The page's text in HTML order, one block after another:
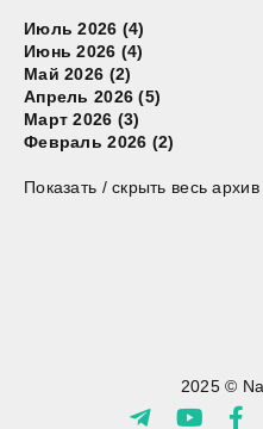
Июль 2026 (4)
Июнь 2026 (4)
Май 2026 (2)
Апрель 2026 (5)
Март 2026 (3)
Февраль 2026 (2)
Показать / скрыть весь архив
2025 ©